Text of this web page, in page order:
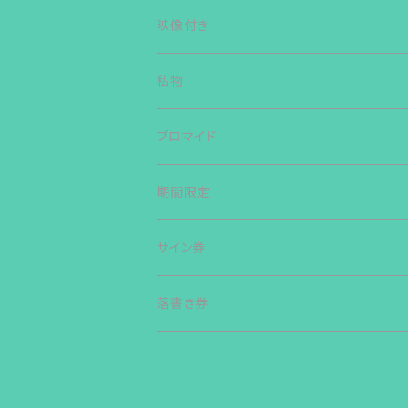
映像付き
私物
ブロマイド
期間限定
サイン券
落書き券